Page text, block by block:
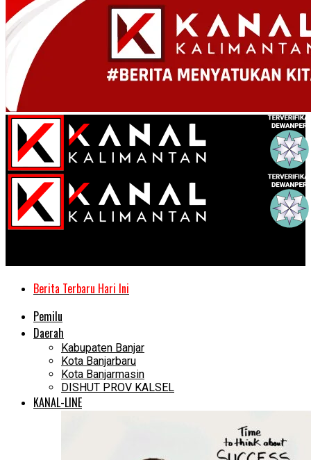
Berita Terbaru Hari Ini
Pemilu
Daerah
Kabupaten Banjar
Kota Banjarbaru
Kota Banjarmasin
DISHUT PROV KALSEL
KANAL-LINE